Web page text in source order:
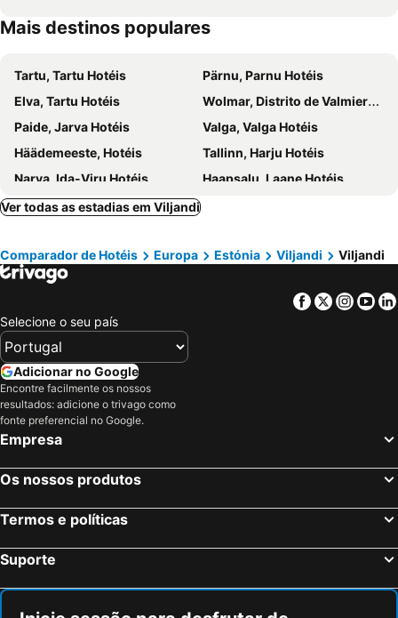
Mais destinos populares
Tartu, Tartu Hotéis
Pärnu, Parnu Hotéis
Elva, Tartu Hotéis
Wolmar, Distrito de Valmieras Hotéis
Paide, Jarva Hotéis
Valga, Valga Hotéis
Häädemeeste, Hotéis
Tallinn, Harju Hotéis
Narva, Ida-Viru Hotéis
Haapsalu, Laane Hotéis
Vihula, Laane-Viru Hotéis
Ver todas as estadias em Viljandi
Comparador de Hotéis Europa Estónia Viljandi Viljandi
Facebook
Twitter
Selecione o seu país
Adicionar no Google
Encontre facilmente os nossos
resultados: adicione o trivago como
fonte preferencial no Google.
Empresa
Os nossos produtos
Termos e políticas
Suporte